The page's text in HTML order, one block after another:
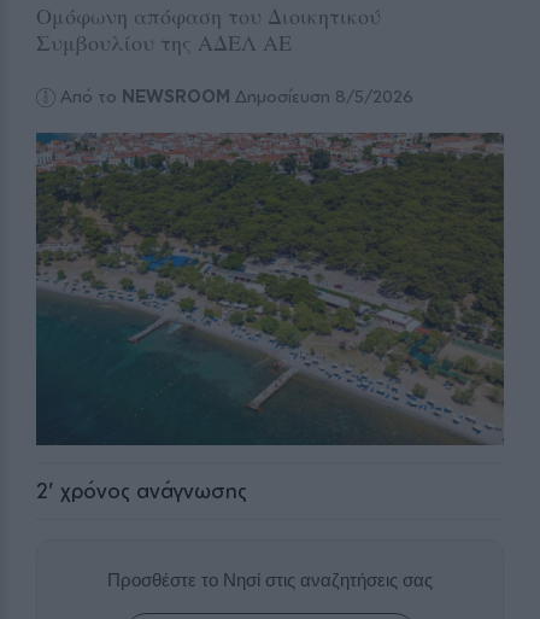
Ομόφωνη απόφαση του Διοικητικού
Συμβουλίου της ΑΔΕΛ ΑΕ
Από το NEWSROOM Δημοσίευση 8/5/2026
2' χρόνος ανάγνωσης
Προσθέστε το Νησί στις αναζητήσεις σας